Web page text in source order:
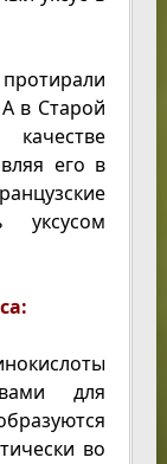
в Старой
его в
уксусом
для
во